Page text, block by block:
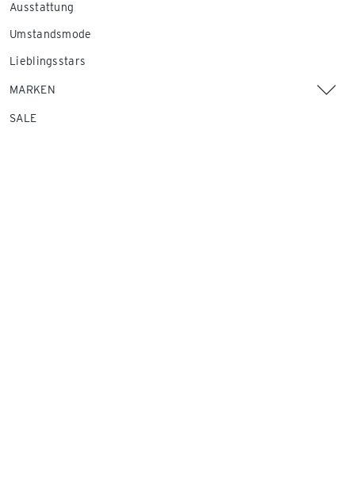
Ausstattung
Umstandsmode
Lieblingsstars
MARKEN
SALE